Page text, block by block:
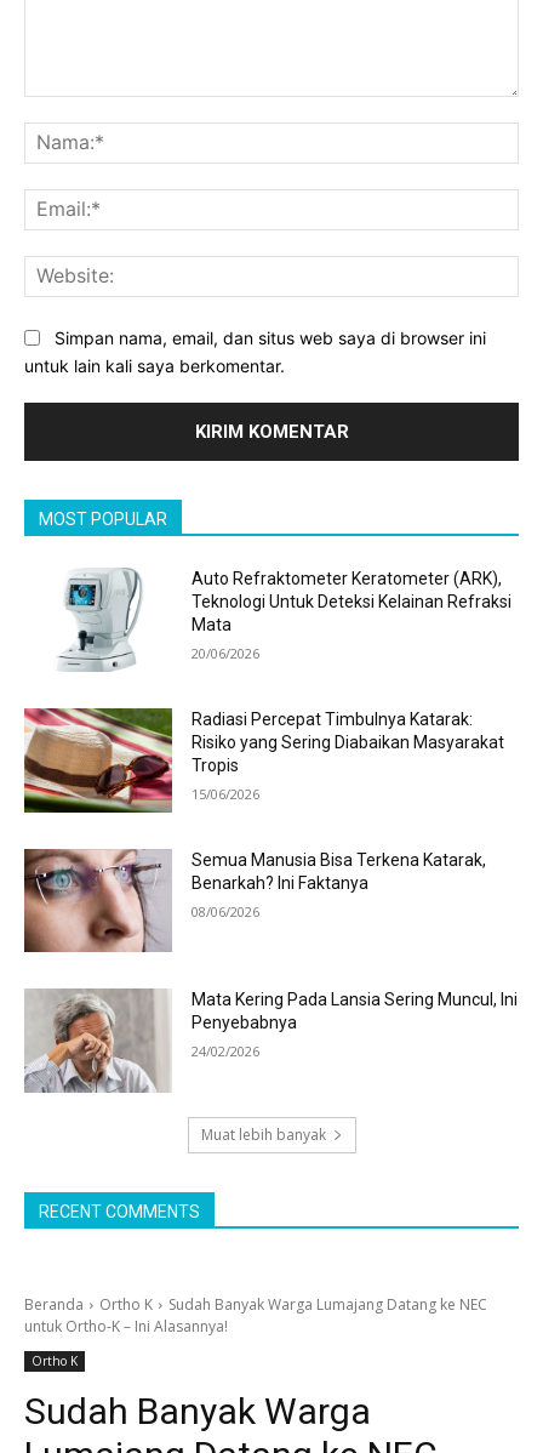
Simpan nama, email, dan situs web saya di browser ini
untuk lain kali saya berkomentar.
MOST POPULAR
Auto Refraktometer Keratometer (ARK),
Teknologi Untuk Deteksi Kelainan Refraksi
Mata
20/06/2026
Radiasi Percepat Timbulnya Katarak:
Risiko yang Sering Diabaikan Masyarakat
Tropis
15/06/2026
Semua Manusia Bisa Terkena Katarak,
Benarkah? Ini Faktanya
08/06/2026
Mata Kering Pada Lansia Sering Muncul, Ini
Penyebabnya
24/02/2026
Muat lebih banyak
RECENT COMMENTS